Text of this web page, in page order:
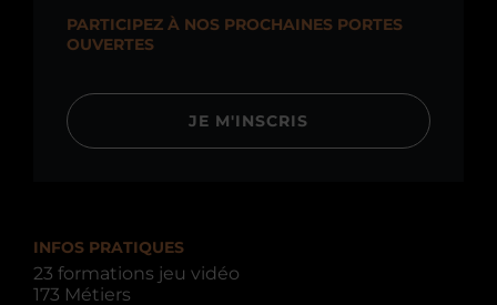
PARTICIPEZ À NOS PROCHAINES PORTES
OUVERTES
JE M'INSCRIS
INFOS PRATIQUES
23 formations jeu vidéo
173 Métiers